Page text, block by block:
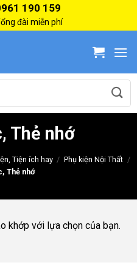
190 159
đài miễn phí
Thẻ nhớ
Tiện ích hay / Phụ kiện Nội Thất /
Thẻ nhớ
khớp với lựa chọn của bạn.